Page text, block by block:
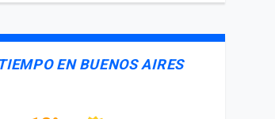
EN BUENOS AIRES